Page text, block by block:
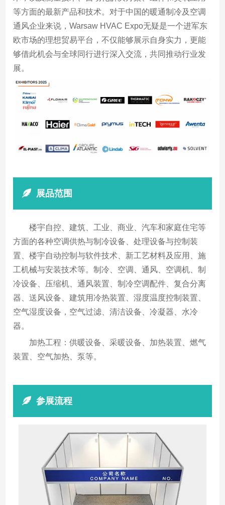
等方面的最新产品和技术。对于中国的暖通制冷及空调
通风企业来说，Warsaw HVAC Expo无疑是一个进军东
欧市场的理想贸易平台，不仅能够展示自身实力，更能
够借此机会与全球同行进行深入交流，共同推动行业发
展。
展品范围
楼宇自控、建筑、工业、商业、汽车和家庭住宅等
方面的各种空调供热与制冷设备、处理设备与控制装
置、楼宇自动控制与软件技术、新工艺材料及应用、施
工机械与安装技术等。制冷、空调、通风、空调机、制
冷设备、压缩机、通风装置、制冷空调配件、复合分离
器、送风设备、建筑用冷热装置、湿度温度控制装置、
空气湿度设备，空气过滤、清洁设备、冷凝器、水冷
器。
加热工程：供暖设备、采暖设备、加热装置、燃气
装置、空气加热、泵等。
参展流程